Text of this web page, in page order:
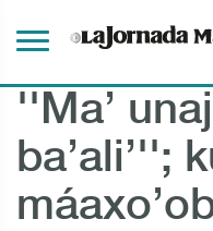
''Ma’
ba’ali’'';